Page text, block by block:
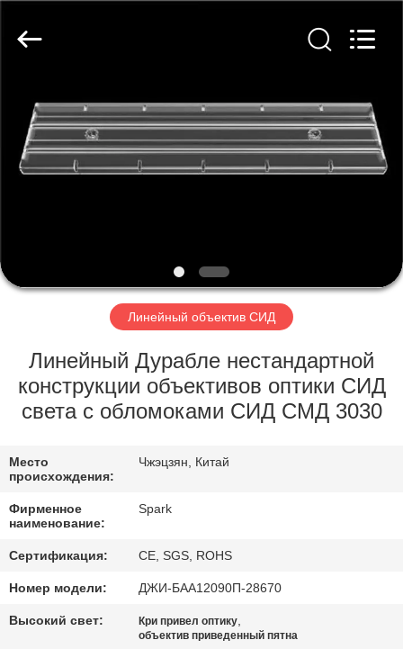
ДОМОЙ
ПРОДУКТЫ
ЭКСКУРСИЯ
ЗАВОДУ
КОНТРОЛЬ
СВЯЖИТЕСЬ
С
НАМИ
НОВОСТИ
Co.,
Линейный объектив СИД
Линейный Дурабле нестандартной
конструкции объективов оптики СИД
света с обломоками СИД СМД 3030
Место
происхождения:
Чжэцзян, Китай
Фирменное
наименование:
Spark
Сертификация: CE, SGS, ROHS
Номер модели: ДЖИ-БАА12090П-28670
Высокий свет: Кри привел оптику,
объектив приведенный пятна